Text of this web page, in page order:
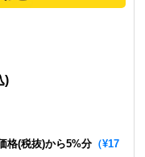
)
格(税抜)から5%分（¥17